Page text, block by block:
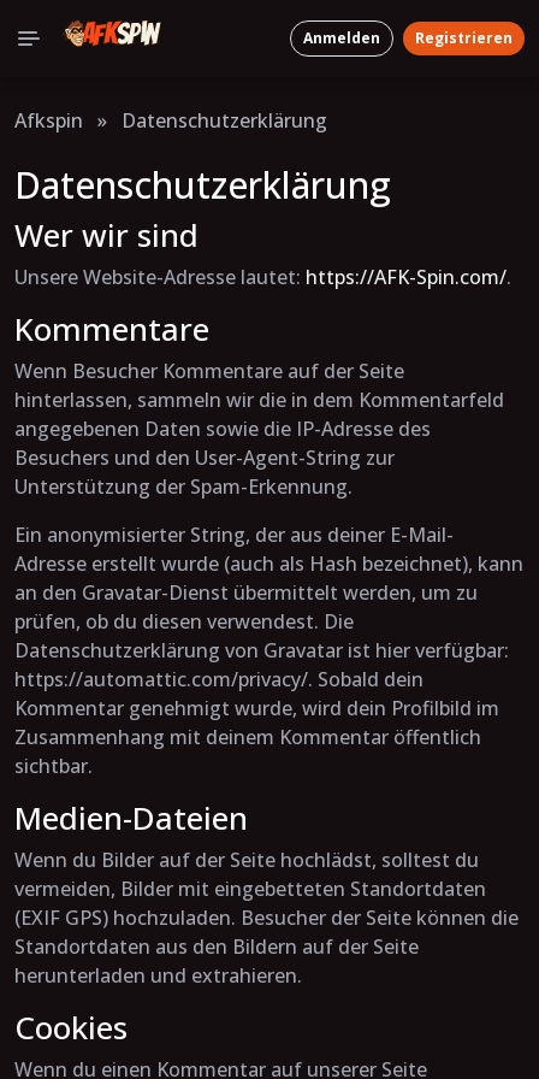
Anmelden Registrieren
Afkspin » Datenschutzerklärung
Datenschutzerklärung
Wer wir sind
Unsere Website-Adresse lautet: https://AFK-Spin.com/.
Kommentare
Wenn Besucher Kommentare auf der Seite
hinterlassen, sammeln wir die in dem Kommentarfeld
angegebenen Daten sowie die IP-Adresse des
Besuchers und den User-Agent-String zur
Unterstützung der Spam-Erkennung.
Ein anonymisierter String, der aus deiner E-Mail-
Adresse erstellt wurde (auch als Hash bezeichnet), kann
an den Gravatar-Dienst übermittelt werden, um zu
prüfen, ob du diesen verwendest. Die
Datenschutzerklärung von Gravatar ist hier verfügbar:
https://automattic.com/privacy/. Sobald dein
Kommentar genehmigt wurde, wird dein Profilbild im
Zusammenhang mit deinem Kommentar öffentlich
sichtbar.
Medien-Dateien
Wenn du Bilder auf der Seite hochlädst, solltest du
vermeiden, Bilder mit eingebetteten Standortdaten
(EXIF GPS) hochzuladen. Besucher der Seite können die
Standortdaten aus den Bildern auf der Seite
herunterladen und extrahieren.
Cookies
Wenn du einen Kommentar auf unserer Seite